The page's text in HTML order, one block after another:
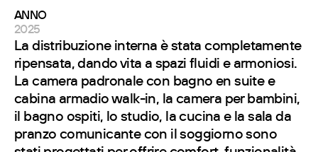
ANNO
2025
La distribuzione interna è stata completamente
ripensata, dando vita a spazi fluidi e armoniosi.
La camera padronale con bagno en suite e
cabina armadio walk-in, la camera per bambini,
il bagno ospiti, lo studio, la cucina e la sala da
pranzo comunicante con il soggiorno sono